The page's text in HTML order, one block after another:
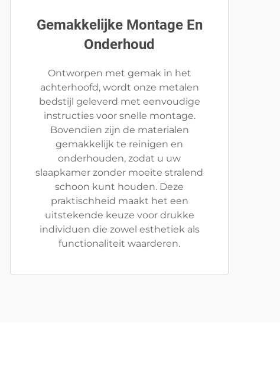
Gemakkelijke Montage En
Onderhoud
Ontworpen met gemak in het
achterhoofd, wordt onze metalen
bedstijl geleverd met eenvoudige
instructies voor snelle montage.
Bovendien zijn de materialen
gemakkelijk te reinigen en
onderhouden, zodat u uw
slaapkamer zonder moeite stralend
schoon kunt houden. Deze
praktischheid maakt het een
uitstekende keuze voor drukke
individuen die zowel esthetiek als
functionaliteit waarderen.